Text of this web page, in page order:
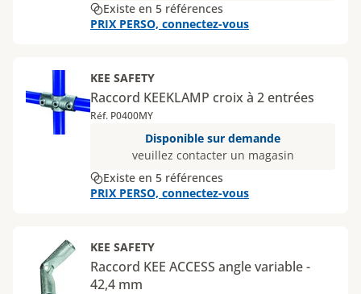
Existe en 5 références
PRIX PERSO, connectez-vous
KEE SAFETY
Raccord KEEKLAMP croix à 2 entrées
Réf. P0400MY
Disponible sur demande
veuillez contacter un magasin
Existe en 5 références
PRIX PERSO, connectez-vous
KEE SAFETY
Raccord KEE ACCESS angle variable -
42,4 mm